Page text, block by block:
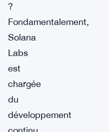
?
Fondamentalement,
Solana
Labs
est
chargée
du
développement